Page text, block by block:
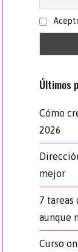
Últimos
Cómo
2026
mejor
7 tareas
aunque
Curso